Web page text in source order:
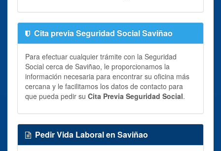
Cita previa Seguridad Social Saviñao
Para efectuar cualquier trámite con la Seguridad
Social cerca de Saviñao, le proporcionamos la
información necesaria para encontrar su oficina más
cercana y le facilitamos los datos de contacto para
que pueda pedir su Cita Previa Seguridad Social.
Pedir Vida Laboral en Saviñao